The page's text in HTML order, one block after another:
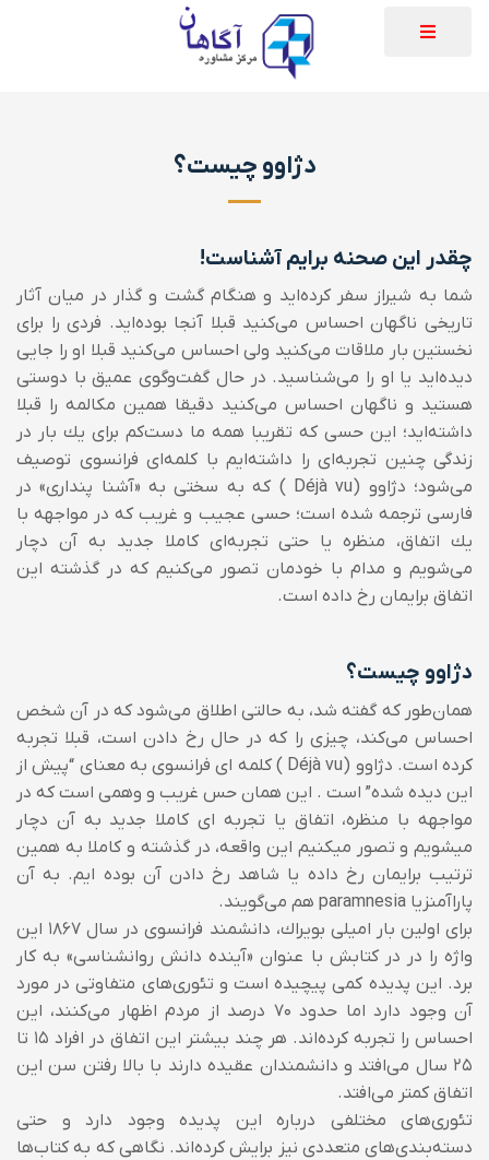
دژاوو چیست؟
چقدر این صحنه برایم آشناست!
شما به شیراز سفر كرده‌اید و هنگام گشت و گذار در میان آثار
تاریخی ناگهان احساس می‌كنید قبلا آنجا بوده‌اید. فردی را برای
نخستین بار ملاقات می‌كنید ولی احساس می‌كنید قبلا او را جایی
دیده‌اید یا او را می‌شناسید. در حال گفت‌و‌گوی عمیق با دوستی
هستید و ناگهان احساس می‌كنید دقیقا همین مكالمه را قبلا
داشته‌اید؛ این حسی كه تقریبا همه ما دست‌كم برای یك بار در
زندگی‌ چنین تجربه‌ای را داشته‌ایم با كلمه‌ای فرانسوی توصیف
می‌شود؛ دژاوو (Déjà vu ) كه به سختی به «آشنا پنداری» در
فارسی ترجمه شده است؛ حسی عجیب و غریب كه در مواجهه با
یك اتفاق، منظره یا حتی تجربه‌ای كاملا جدید به آن دچار
می‌شویم و مدام با خودمان تصور می‌كنیم که در گذشته این
اتفاق برایمان رخ داده است.
دژاوو چیست؟
همان‌طور كه گفته شد، به حالتی اطلاق می‌شود كه در‌ آن شخص
احساس می‌كند، چیزی را كه در حال رخ دادن است، قبلا تجربه
كرده است.
دژاوو (Déjà vu ) کلمه ای فرانسوی به معنای “پیش از
این دیده شده” است . این همان حس غریب و وهمی است که در
مواجهه با منظره، اتفاق یا تجربه ای کاملا جدید به آن دچار
میشویم و تصور میکنیم این واقعه، در گذشته و کاملا به همین
ترتیب برایمان رخ داده یا شاهد رخ دادن آن بوده ایم. به آن
پاراآمنزیا paramnesia هم می‌گویند.
برای اولین بار امیلی بویراك، دانشمند فرانسوی در سال 1867 این
واژه را در در کتابش با عنوان «آینده دانش روانشناسی» به كار
برد. این پدیده كمی پیچیده است و تئوری‌های متفاوتی در مورد
آن وجود دارد اما حدود ۷۰ درصد از مردم اظهار می‌کنند، این
احساس را تجربه كرده‌اند. هر چند بیشتر این اتفاق در افراد ۱۵ تا
۲۵ سال می‌افتد و دانشمندان عقیده دارند با بالا رفتن سن این
اتفاق كمتر می‌افتد.
تئوری‌های مختلفی درباره این پدیده وجود دارد و حتی
دسته‌بندی‌های متعددی نیز برایش كرده‌اند. نگاهی كه به كتاب‌ها